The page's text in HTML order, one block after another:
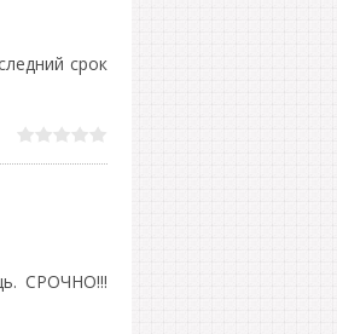
срок
СРОЧНО!!!